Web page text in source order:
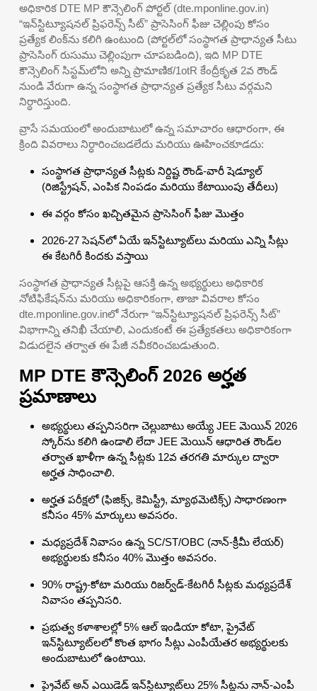
అధికారిక DTE MP కౌన్సెలింగ్ పోర్టల్ (dte.mponline.gov.in)
“ఇన్‌స్టిట్యూషనల్ ప్రిఫరెన్స్ సీట్” ప్రాసెసింగ్ ఫీజు చెల్లింపు కోసం
ప్రత్యేక లింక్‌ను కలిగి ఉంటుంది (పోర్టల్‌లో సంస్థాగత ప్రాధాన్యత సీటు
ప్రాసెసింగ్ రుసుము చెల్లింపుగా చూపబడింది), ఇది MP DTE
కౌన్సెలింగ్ సిస్టమ్‌లోని అన్ని ప్రామాణిక/1otR కేంద్రీకృత 2వ రౌండ్
నుండి వేరుగా ఉన్న సంస్థాగత ప్రాధాన్యత ప్రత్యేక సీటు వర్గమని
నిర్ధారిస్తుంది.
వ్రాసే సమయంలో అందుబాటులో ఉన్న సమాచారం ఆధారంగా, ఈ
క్రింది వివరాలు నిర్ధారించబడలేదు మరియు ఊహించకూడదు:
సంస్థాగత ప్రాధాన్యత సీట్లకు నిర్దిష్ట రౌండ్-వారీ షెడ్యూల్
(రిజిస్ట్రేషన్, ఎంపిక నింపడం మరియు కేటాయింపు తేదీలు)
ఈ వర్గం కోసం ఖచ్చితమైన ప్రాసెసింగ్ ఫీజు మొత్తం
2026-27 సెషన్‌లో ఏయే ఇన్‌స్టిట్యూట్‌లు మరియు ఎన్ని సీట్లు
ఈ కేటగిరీ కిందకు వస్తాయి
సంస్థాగత ప్రాధాన్యత సీట్లపై ఆసక్తి ఉన్న అభ్యర్థులు అధికారిక
నోటిఫికేషన్‌ను మరియు అధికారికంగా, తాజా వివరాల కోసం
dte.mponline.gov.inలో నేరుగా “ఇన్‌స్టిట్యూషనల్ ప్రిఫరెన్స్ సీట్”
విభాగాన్ని తనిఖీ చేయాలి, ఎందుకంటే ఈ ప్రత్యేకతలు అధికారికంగా
విడుదలైన తర్వాత ఈ పేజీ నవీకరించబడుతుంది.
MP DTE కౌన్సెలింగ్ 2026 అర్హత
ప్రమాణాలు
అభ్యర్థులు తప్పనిసరిగా చెల్లుబాటు అయ్యే JEE మెయిన్ 2026
స్కోర్‌ను కలిగి ఉండాలి లేదా JEE మెయిన్ ఆధారిత రౌండ్‌ల
తర్వాత ఖాళీగా ఉన్న సీట్లకు 12వ తరగతి మార్కుల ద్వారా
అర్హత సాధించాలి.
అర్హత పరీక్షలో (ఫిజిక్స్, కెమిస్ట్రీ, మ్యాథమెటిక్స్) సాధారణంగా
కనీసం 45% మార్కులు అవసరం.
మధ్యప్రదేశ్ నివాసం ఉన్న SC/ST/OBC (నాన్-క్రీమీ లేయర్)
అభ్యర్థులకు కనీసం 40% మొత్తం అవసరం.
90% రాష్ట్ర-కోటా మరియు రిజర్వ్‌డ్-కేటగిరీ సీట్లకు మధ్యప్రదేశ్
నివాసం తప్పనిసరి.
ప్రభుత్వ కళాశాలల్లో 5% ఆల్ ఇండియా కోటా, ప్రైవేట్
ఇన్‌స్టిట్యూట్‌లలో కొంత భాగం సీట్లు ఎంపీయేతర అభ్యర్థులకు
అందుబాటులో ఉంటాయి.
ప్రైవేట్ అన్ ఎయిడెడ్ ఇన్‌స్టిట్యూట్‌లు 25% సీట్లను నాన్-ఎంపీ